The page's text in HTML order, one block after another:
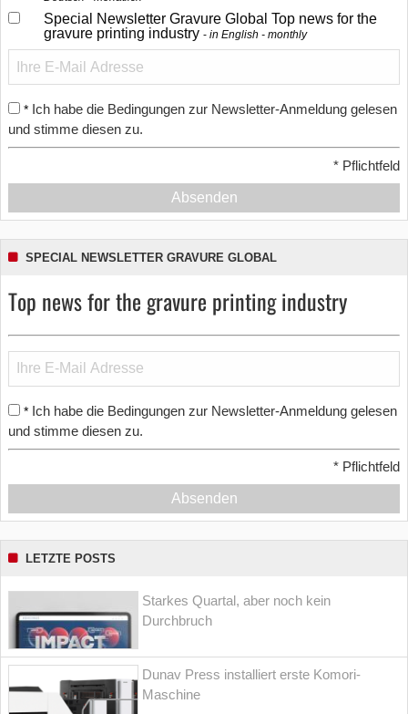
Special Newsletter Gravure Global Top news for the
gravure printing industry
in English - monthly
* Ich habe die Bedingungen zur Newsletter-Anmeldung gelesen
und stimme diesen zu.
* Pflichtfeld
Absenden
SPECIAL NEWSLETTER GRAVURE GLOBAL
Top news for the gravure printing industry
* Ich habe die Bedingungen zur Newsletter-Anmeldung gelesen
und stimme diesen zu.
* Pflichtfeld
Absenden
LETZTE POSTS
Starkes Quartal, aber noch kein
Durchbruch
Dunav Press installiert erste Komori-
Maschine